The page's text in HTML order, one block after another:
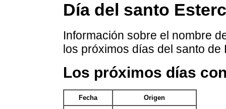
Día del santo
Información sobre el nombre
los próximos días del santo de
Los próximos días
Fecha Origen